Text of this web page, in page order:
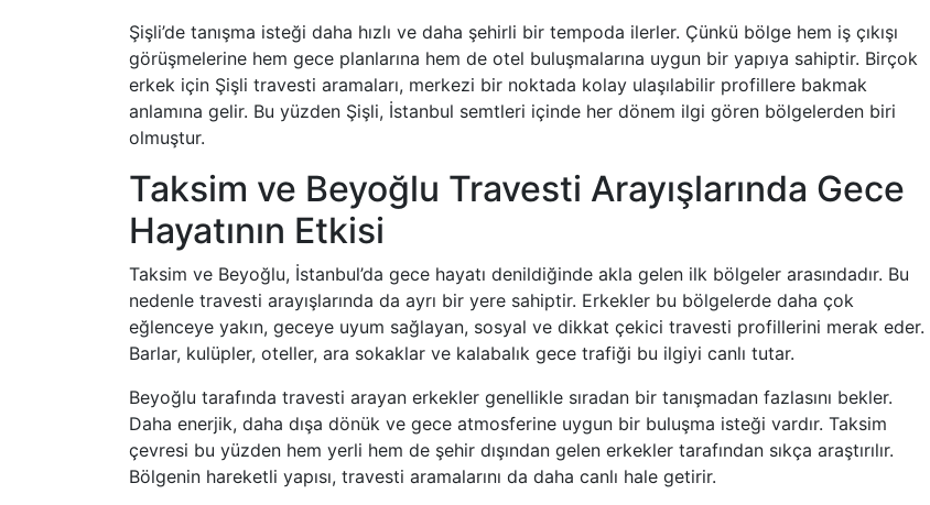
Şişli’de tanışma isteği daha hızlı ve daha şehirli bir tempoda ilerler. Çünkü bölge hem iş çıkışı
görüşmelerine hem gece planlarına hem de otel buluşmalarına uygun bir yapıya sahiptir. Birçok
erkek için Şişli travesti aramaları, merkezi bir noktada kolay ulaşılabilir profillere bakmak
anlamına gelir. Bu yüzden Şişli, İstanbul semtleri içinde her dönem ilgi gören bölgelerden biri
olmuştur.
Taksim ve Beyoğlu Travesti Arayışlarında Gece
Hayatının Etkisi
Taksim ve Beyoğlu, İstanbul’da gece hayatı denildiğinde akla gelen ilk bölgeler arasındadır. Bu
nedenle travesti arayışlarında da ayrı bir yere sahiptir. Erkekler bu bölgelerde daha çok
eğlenceye yakın, geceye uyum sağlayan, sosyal ve dikkat çekici travesti profillerini merak eder.
Barlar, kulüpler, oteller, ara sokaklar ve kalabalık gece trafiği bu ilgiyi canlı tutar.
Beyoğlu tarafında travesti arayan erkekler genellikle sıradan bir tanışmadan fazlasını bekler.
Daha enerjik, daha dışa dönük ve gece atmosferine uygun bir buluşma isteği vardır. Taksim
çevresi bu yüzden hem yerli hem de şehir dışından gelen erkekler tarafından sıkça araştırılır.
Bölgenin hareketli yapısı, travesti aramalarını da daha canlı hale getirir.